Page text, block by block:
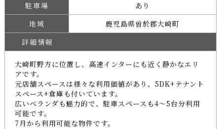
駐車場
あり
地域
鹿児島県曽於郡大崎町
詳細情報
大崎町野方に位置し、高速インターにも近く静かなエリ
アです。
元店舗スペースは様々な利用価値があり、5DK+テナント
スペース+倉庫も付いています。
広いベランダも魅力的で、駐車スペースも4〜5台分利用
可能です。
7月から利用可能な物件です。